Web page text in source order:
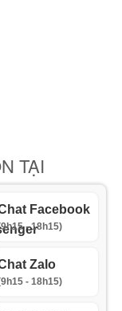
TẠI
ERROR
tại hoặc bị xóa.
Facebook
- 18h15)
Zalo
- 18h15)